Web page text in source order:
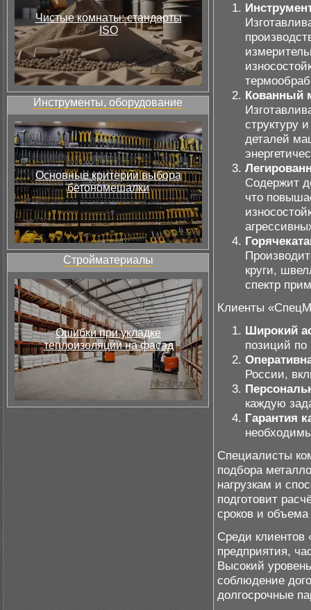
Чистые комнаты: стандарты
ISO
Инструменты, оборудование
Основные критерии выбора
бетономешалки
Стройматериалы
Ошибки при укладке
теплоизоляции на фасад
Кованный
структуру
деталей
Содержит
что
круги,
спектр
Клиенты
Широкий
позиций по
России,
каждую
Гарантия
Специалисты
подбора
нагрузкам и
подготовит
сроков и объема
Среди
предприятия,
Высокий
соблюдение
долгосрочные